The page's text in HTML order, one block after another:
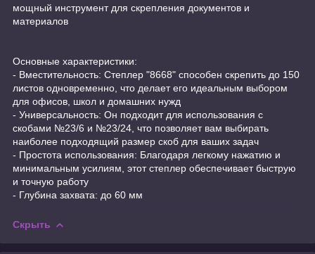
мощный инструмент для скрепления документов и
материалов
Основные характеристики:
- Вместительность: Степлер "8668" способен скрепить до 150
листов одновременно, что делает его идеальным выбором
для офисов, школ и домашних нужд
- Универсальность: Он подходит для использования с
скобами №23/6 и №23/24, что позволяет вам выбирать
наиболее подходящий размер скоб для ваших задач
- Простота использования: Благодаря легкому нажатию и
минимальным усилиям, этот степлер обеспечивает быструю
и точную работу
- Глубина захвата: до 60 мм
Скрыть